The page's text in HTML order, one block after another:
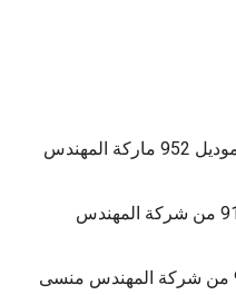
اسعار ماكينة تعبئة وتغليف البن موديل 952 ماركة المهندس
مكائن تغليف m2pack موديل 913 من شركة المهندس